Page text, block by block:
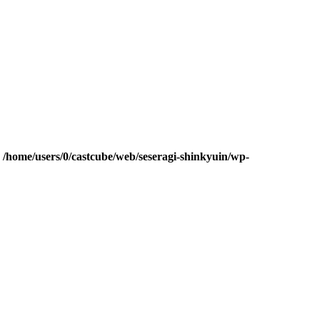
/home/users/0/castcube/web/seseragi-shinkyuin/wp-